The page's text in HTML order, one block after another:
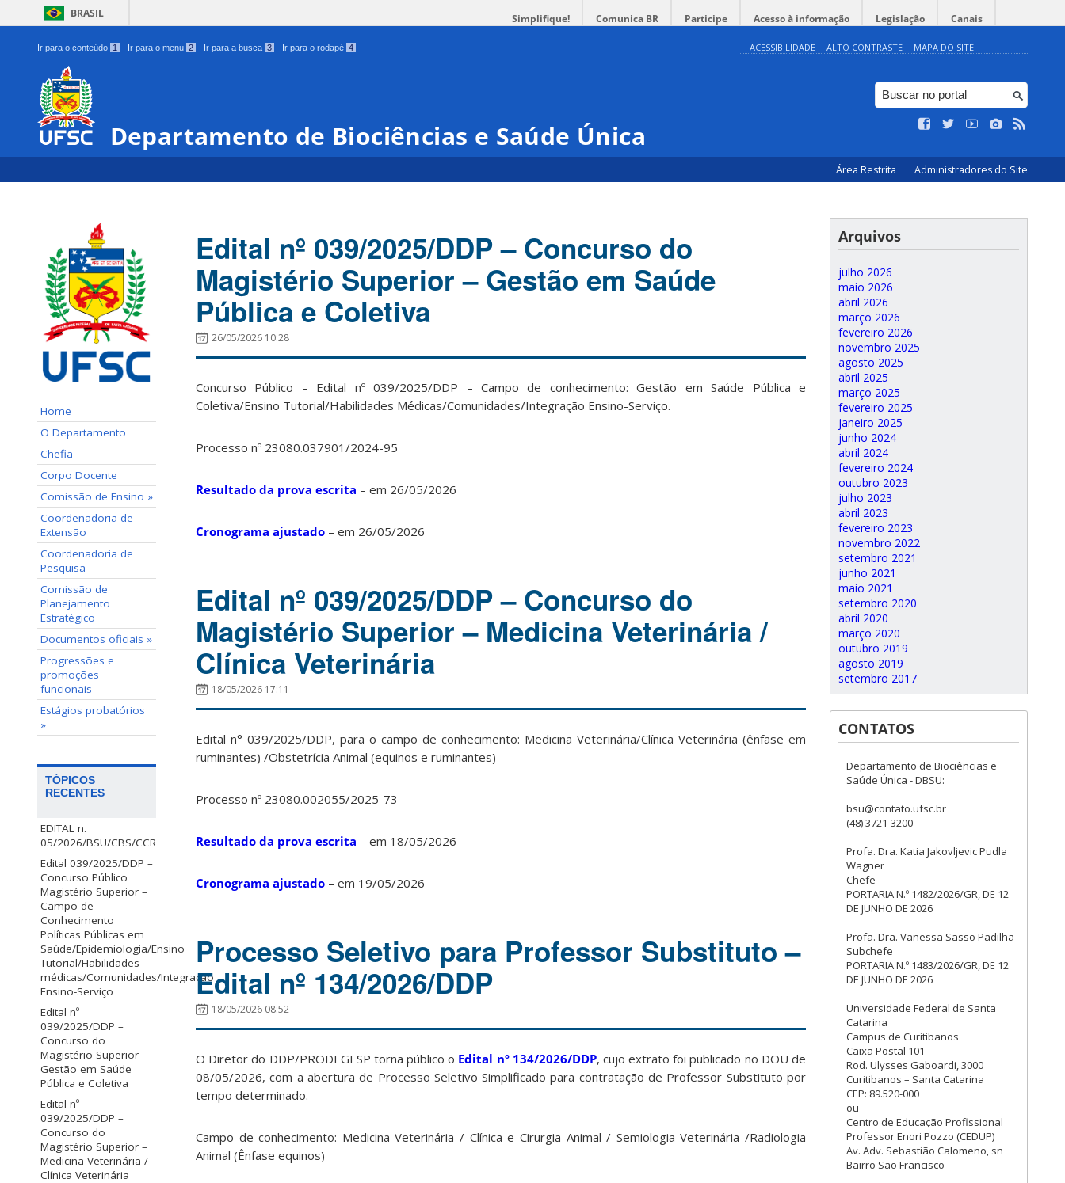
BRASIL Simplifique! Comunica BR Participe Acesso à informação Legislação Canais
Ir para o conteúdo 1 Ir para o menu 2 Ir para a busca 3 Ir para o rodapé 4 ACESSIBILIDADE ALTO CONTRASTE MAPA DO SITE
Departamento de Biociências e Saúde Única
Área Restrita Administradores do Site
Home
O Departamento
Chefia
Corpo Docente
Comissão de Ensino »
Coordenadoria de
Extensão
Coordenadoria de
Pesquisa
Comissão de
Planejamento
Estratégico
Documentos oficiais »
Progressões e
promoções
funcionais
Estágios probatórios
»
TÓPICOS
RECENTES
EDITAL n.
05/2026/BSU/CBS/CCR
Edital 039/2025/DDP –
Concurso Público
Magistério Superior –
Campo de
Conhecimento
Políticas Públicas em
Saúde/Epidemiologia/Ensino
Tutorial/Habilidades
médicas/Comunidades/Integração
Ensino-Serviço
Edital nº
039/2025/DDP –
Concurso do
Magistério Superior –
Gestão em Saúde
Pública e Coletiva
Edital nº
039/2025/DDP –
Concurso do
Magistério Superior –
Medicina Veterinária /
Clínica Veterinária
Edital nº 039/2025/DDP – Concurso do
Magistério Superior – Gestão em Saúde
Pública e Coletiva
26/05/2026 10:28
Concurso Público – Edital nº 039/2025/DDP – Campo de conhecimento: Gestão em Saúde Pública e
Coletiva/Ensino Tutorial/Habilidades Médicas/Comunidades/Integração Ensino-Serviço.
Processo nº 23080.037901/2024-95
Resultado da prova escrita – em 26/05/2026
Cronograma ajustado – em 26/05/2026
Edital nº 039/2025/DDP – Concurso do
Magistério Superior – Medicina Veterinária /
Clínica Veterinária
18/05/2026 17:11
Edital n° 039/2025/DDP, para o campo de conhecimento: Medicina Veterinária/Clínica Veterinária (ênfase em
ruminantes) /Obstetrícia Animal (equinos e ruminantes)
Processo nº 23080.002055/2025-73
Resultado da prova escrita – em 18/05/2026
Cronograma ajustado – em 19/05/2026
Processo Seletivo para Professor Substituto –
Edital nº 134/2026/DDP
18/05/2026 08:52
O Diretor do DDP/PRODEGESP torna público o Edital nº 134/2026/DDP, cujo extrato foi publicado no DOU de
08/05/2026, com a abertura de Processo Seletivo Simplificado para contratação de Professor Substituto por
tempo determinado.
Campo de conhecimento: Medicina Veterinária / Clínica e Cirurgia Animal / Semiologia Veterinária /Radiologia
Animal (Ênfase equinos)
Arquivos
julho 2026
maio 2026
abril 2026
março 2026
fevereiro 2026
novembro 2025
agosto 2025
abril 2025
março 2025
fevereiro 2025
janeiro 2025
junho 2024
abril 2024
fevereiro 2024
outubro 2023
julho 2023
abril 2023
fevereiro 2023
novembro 2022
setembro 2021
junho 2021
maio 2021
setembro 2020
abril 2020
março 2020
outubro 2019
agosto 2019
setembro 2017
CONTATOS
Departamento de Biociências e
Saúde Única - DBSU:
bsu@contato.ufsc.br
(48) 3721-3200
Profa. Dra. Katia Jakovljevic Pudla
Wagner
Chefe
PORTARIA N.º 1482/2026/GR, DE 12
DE JUNHO DE 2026
Profa. Dra. Vanessa Sasso Padilha
Subchefe
PORTARIA N.º 1483/2026/GR, DE 12
DE JUNHO DE 2026
Universidade Federal de Santa
Catarina
Campus de Curitibanos
Caixa Postal 101
Rod. Ulysses Gaboardi, 3000
Curitibanos – Santa Catarina
CEP: 89.520-000
ou
Centro de Educação Profissional
Professor Enori Pozzo (CEDUP)
Av. Adv. Sebastião Calomeno, sn
Bairro São Francisco